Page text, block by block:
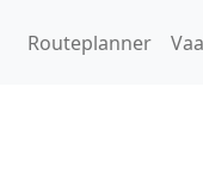
Routeplanner